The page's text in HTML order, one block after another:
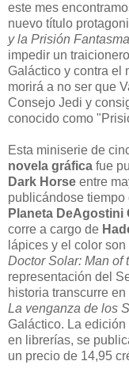
este mes
nuevo título
y la Prisión Fantasma
impedir un
Galáctico y contra el
morirá a no ser que
Consejo Jedi y
conocido como
Esta miniserie de
novela gráfica fue
Dark Horse entre
publicándose tiempo
Planeta DeAgostini
corre a cargo de
lápices y el color
Doctor Solar: Man of
representación del
historia transcurre
La venganza de los
Galáctico. La
en librerías, se
un precio de 14,95